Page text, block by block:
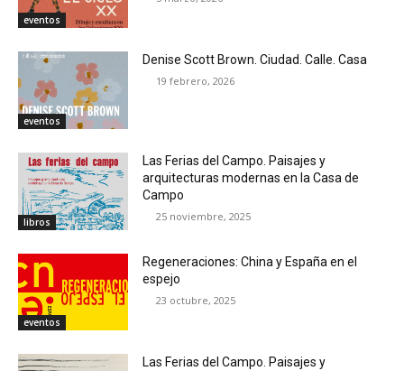
eventos
eventos
Denise Scott Brown. Ciudad. Calle. Casa
19 febrero, 2026
libros
Las Ferias del Campo. Paisajes y
arquitecturas modernas en la Casa de
Campo
25 noviembre, 2025
eventos
Regeneraciones: China y España en el
espejo
23 octubre, 2025
Las Ferias del Campo. Paisajes y